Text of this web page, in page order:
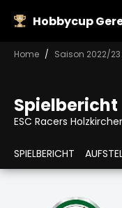
Hobbycup
Home Saison 2022/23
Spielbericht
ESC Racers
SPIELBERICHT